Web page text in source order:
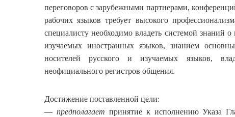
переговоров с зарубежными партнерами,
рабочих языков требует высокого
специалисту необходимо владеть системой знаний
изучаемых иностранных языков, знанием
носителей русского и изучаемых языков,
неофициального регистров общения.
Достижение поставленной цели:
— предполагает принятие к исполнению Указа